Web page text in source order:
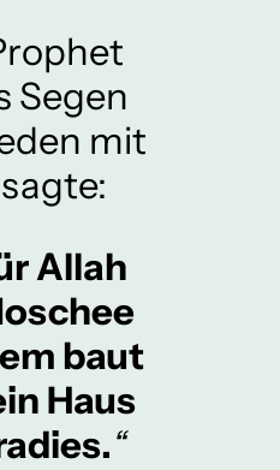
Segen
mit
Allah
baut
Haus
“